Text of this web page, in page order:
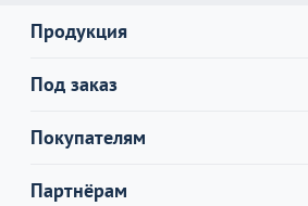
Продукция
Под заказ
Покупателям
Партнёрам